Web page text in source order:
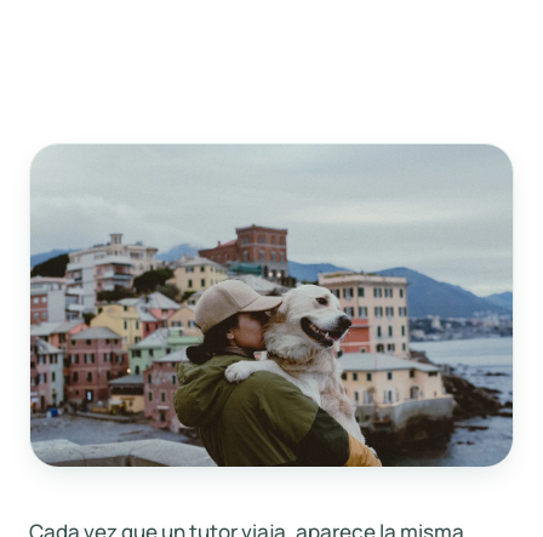
Cada vez que un tutor viaja, aparece la misma